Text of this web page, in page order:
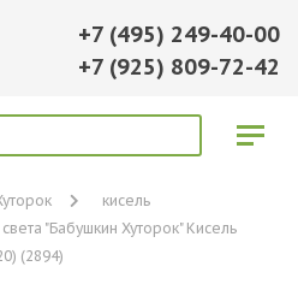
+7 (495) 249-40-00
+7 (925) 809-72-42
кисель
"Бабушкин Хуторок" Кисель
(2894)